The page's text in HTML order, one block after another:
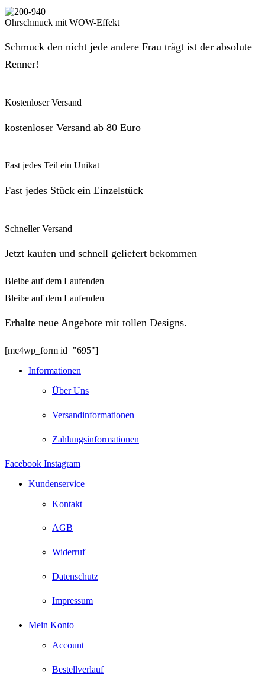
Ohrschmuck mit WOW-Effekt
Schmuck den nicht jede andere Frau trägt ist der absolute
Renner!
Kostenloser Versand
kostenloser Versand ab 80 Euro
Fast jedes Teil ein Unikat
Fast jedes Stück ein Einzelstück
Schneller Versand
Jetzt kaufen und schnell geliefert bekommen
Bleibe auf dem Laufenden
Bleibe auf dem Laufenden
Erhalte neue Angebote mit tollen Designs.
[mc4wp_form id="695"]
Informationen
Über Uns
Versandinformationen
Zahlungsinformationen
Facebook Instagram
Kundenservice
Kontakt
AGB
Widerruf
Datenschutz
Impressum
Mein Konto
Account
Bestellverlauf